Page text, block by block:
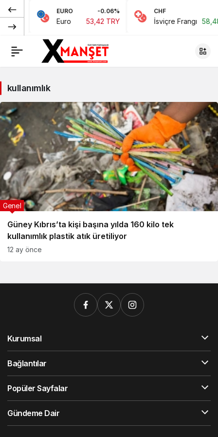
EURO -0.06%
Euro 53,42 TRY
CHF
İsviçre Frangı 58,48
kullanımlık
Güney Kıbrıs’ta kişi başına yılda 160 kilo tek
kullanımlık plastik atık üretiliyor
Genel
12 ay önce
Kurumsal
Bağlantılar
Popüler Sayfalar
Gündeme Dair